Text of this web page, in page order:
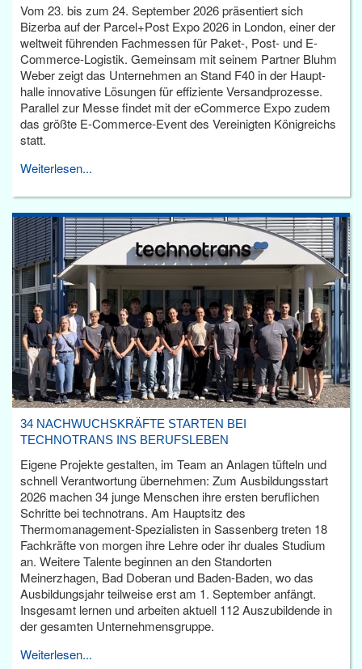
Vom 23. bis zum 24. September 2026 präsentiert sich
Bizerba auf der Parcel+Post Expo 2026 in London, einer der
weltweit führenden Fachmessen für Paket-, Post- und E-
Commerce-Logistik. Gemeinsam mit seinem Partner Bluhm
Weber zeigt das Unternehmen an Stand F40 in der Haupt­
halle innovative Lösungen für effiziente Versandprozesse.
Parallel zur Messe findet mit der eCommerce Expo zudem
das größte E-Commerce-Event des Vereinigten Königreichs
statt.
Weiterlesen...
34 NACHWUCHSKRÄFTE STARTEN BEI
TECHNOTRANS INS BERUFSLEBEN
Eigene Projekte gestalten, im Team an Anlagen tüfteln und
schnell Verantwortung übernehmen: Zum Ausbildungsstart
2026 machen 34 junge Menschen ihre ersten beruflichen
Schritte bei technotrans. Am Hauptsitz des
Thermomanagement-Spezialisten in Sassenberg treten 18
Fachkräfte von morgen ihre Lehre oder ihr duales Studium
an. Weitere Talente beginnen an den Standorten
Meinerzhagen, Bad Doberan und Baden-Baden, wo das
Ausbildungsjahr teilweise erst am 1. September anfängt.
Insgesamt lernen und arbeiten aktuell 112 Auszubildende in
der gesamten Unternehmensgruppe.
Weiterlesen...